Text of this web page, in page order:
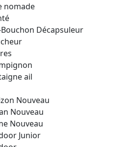
nomade
Bouchon Décapsuleur
ail
Nouveau
Nouveau
Nouveau
Junior